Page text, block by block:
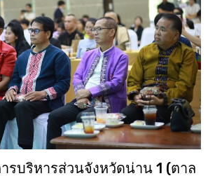
รบริหารส่วนจังหวัดน่าน 1 (ตาล